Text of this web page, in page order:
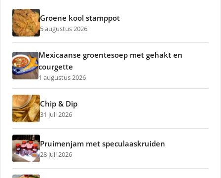
Groene kool stamppot
5 augustus 2026
Mexicaanse groentesoep met gehakt en
courgette
1 augustus 2026
Chip & Dip
31 juli 2026
Pruimenjam met speculaaskruiden
28 juli 2026